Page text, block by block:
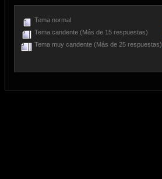
Tema normal
Tema candente (Más de 15 respuestas)
Tema muy candente (Más de 25 respuestas)